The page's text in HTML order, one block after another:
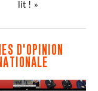
lit ! »
D'OPINION